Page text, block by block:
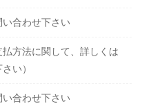
合わせ下さい
方法に関して、詳しくは
い）
合わせ下さい